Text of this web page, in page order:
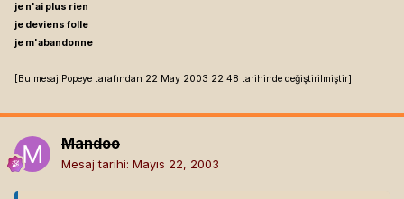
je n'ai plus rien
je deviens folle
je m'abandonne
[Bu mesaj Popeye tarafından 22 May 2003 22:48 tarihinde değiştirilmiştir]
Mandoo
Mesaj tarihi: Mayıs 22, 2003